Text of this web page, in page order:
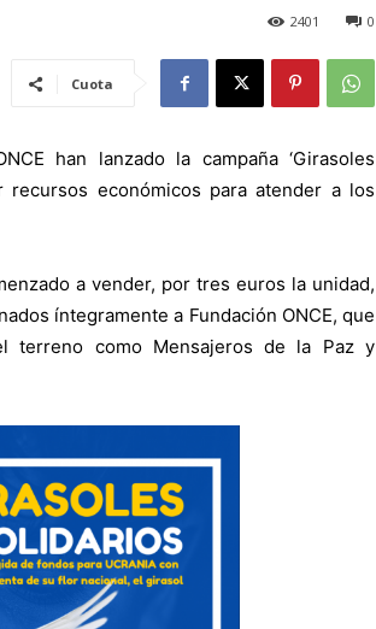
0
2401
Cuota
han lanzado la campaña ‘Girasoles
recursos económicos para atender a los
a vender, por tres euros la unidad,
íntegramente a Fundación ONCE, que
terreno como Mensajeros de la Paz y